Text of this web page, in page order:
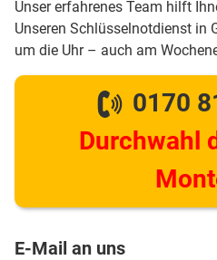
Unser erfahrenes Team hilft
Unseren Schlüsselnotdienst in
um die Uhr – auch am
0170
Durchwahl
E-Mail an uns